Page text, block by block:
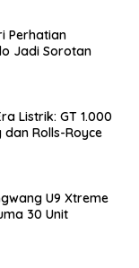
Perhatian
Jadi Sorotan
Listrik: GT 1.000
dan Rolls-Royce
U9 Xtreme
30 Unit